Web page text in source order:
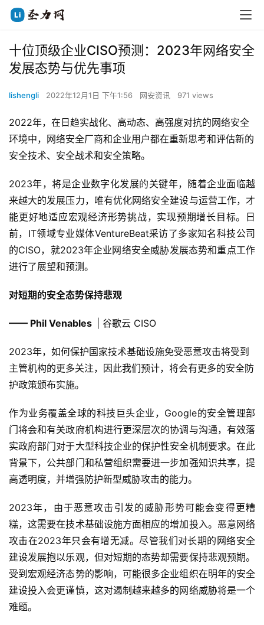
十位顶级企业CISO预测：2023年网络安全
发展态势与优先事项
lishengli 2022年12月1日 下午1:56 网安资讯 971 views
2022年，在日趋实战化、高动态、高强度对抗的网络安全
环境中，网络安全厂商和企业用户都在重新思考和评估新的
安全技术、安全战术和安全策略。
2023年，将是企业数字化发展的关键年，随着企业面临越
来越大的发展压力，唯有优化网络安全建设与运营工作，才
能更好地适应宏观经济形势挑战，实现预期增长目标。日
前，IT领域专业媒体VentureBeat采访了多家知名科技公司
的CISO，就2023年企业网络安全威胁发展态势和重点工作
进行了展望和预测。
对短期的安全态势保持悲观
—— Phil Venables | 谷歌云 CISO
2023年，如何保护国家技术基础设施免受恶意攻击将受到
主管机构的更多关注，因此我们预计，将会有更多的安全防
护政策颁布实施。
作为业务覆盖全球的科技巨头企业，Google的安全管理部
门将会和有关政府机构进行更深层次的协调与沟通，有效落
实政府部门对于大型科技企业的保护性安全机制要求。在此
背景下，公共部门和私营组织需要进一步加强知识共享，提
高透明度，并增强防护新型威胁攻击的能力。
2023年，由于恶意攻击引发的威胁形势可能会变得更糟
糕，这需要在技术基础设施方面相应的增加投入。恶意网络
攻击在2023年只会有增无减。尽管我们对长期的网络安全
建设发展抱以乐观，但对短期的态势却需要保持悲观预期。
受到宏观经济态势的影响，可能很多企业组织在明年的安全
建设投入会更谨慎，这对遏制越来越多的网络威胁将是一个
难题。